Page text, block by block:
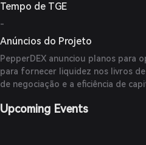
Tempo de TGE
-
Anúncios do Projeto
PepperDEX anunciou planos para
para fornecer liquidez nos livros
de negociação e a eficiência de
Upcoming Events